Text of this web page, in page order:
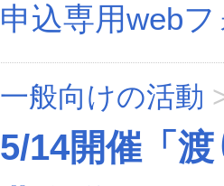
申込専用web
一般向けの活動
5/14開催「